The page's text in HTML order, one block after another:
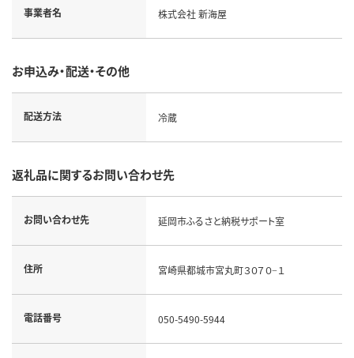
事業者名 株式会社 新海屋
お申込み・配送・その他
配送方法 冷蔵
返礼品に関するお問い合わせ先
お問い合わせ先 延岡市ふるさと納税サポート室
住所 宮崎県都城市宮丸町３０７０−１
電話番号 050-5490-5944